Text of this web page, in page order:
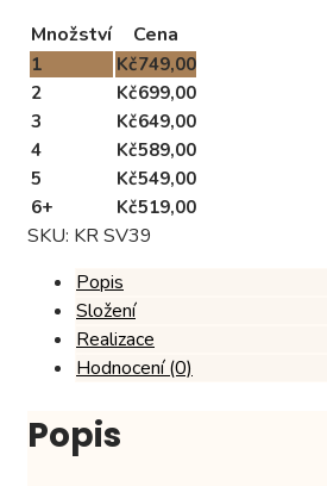
Množství Cena
1 Kč749,00
2
Kč699,00
3
Kč649,00
4
Kč589,00
5
Kč549,00
6+
Kč519,00
SKU: KR SV39
Popis
Složení
Realizace
Hodnocení (0)
Popis